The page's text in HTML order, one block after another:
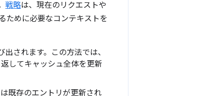
戦略は、現在のリクエストや
ために必要なコンテキストを
されます。この方法では、
してキャッシュ全体を更新
既存のエントリが更新され